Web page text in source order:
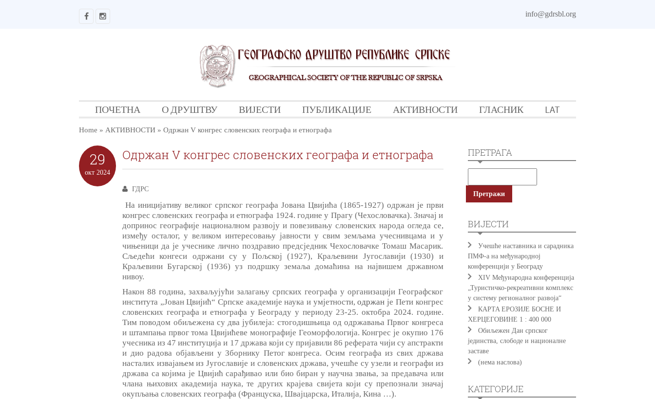
info@gdrsbl.org
ПОЧЕТНА О ДРУШТВУ ВИЈЕСТИ ПУБЛИКАЦИЈЕ АКТИВНОСТИ ГЛАСНИК LAT
Home » АКТИВНОСТИ » Одржан V конгрес словенских географа и етнографа
29
окт 2024
Одржан V конгрес словенских географа и етнографа
ГДРС
На иницијативу великог српског географа Јована Цвијића (1865-1927) одржан је први
конгрес словенских географа и етнографа 1924. године у Прагу (Чехословачка). Значај и
допринос географије националном развоју и повезивању словенских народа огледа се,
између осталог, у великом интересовању јавности у свим земљама учеснивцама и у
чињеници да је учеснике лично поздравио предсједник Чехословачке Томаш Масарик.
Сљедећи конгеси одржани су у Пољској (1927), Краљевини Југославији (1930) и
Краљевини Бугарској (1936) уз подршку земаља домаћина на највишем државном
нивоу.
Након 88 година, захваљујући залагању српских географа у организацији Географског
института „Јован Цвијић“ Српске академије наука и умјетности,одржан је Пети конгрес
словенских географа и етнографа у Београду у периоду 23-25. октобра 2024. године.
Тим поводом обиљежена су два јубилеја: стогодишњица од одржавања Првог конгреса
и штампања првог тома Цвијићеве монографије Геоморфологија. Конгрес је окупио 176
учесника из 47 институција и 17 држава који су пријавили 86 реферата чији су апстракти
и дио радова објављени у Зборнику Петог конгреса. Осим географа из свих држава
насталих извајањем из Југославије и словенских држава, учешће су узели и географи из
држава са којима је Цвијић сарађивао или био биран у научна звања, за предавача или
члана њихових академија наука, те других крајева свијета који су препознали значај
окупљања словенских географа (Француска, Швајцарска, Италија, Кина …).
ПРЕТРАГА
ВИЈЕСТИ
Учешће наставника и сарадника
ПМФ-а на међународној
конференцији у Београду
XIV Међународна конференција
„Туристичко-рекреативни комплекс
у систему регионалног развоја“
КAРTA EРOЗИJE БOСНE И
ХEРЦEГOВИНE 1 : 400 000
Обиљежен Дан српског
јединства, слободе и националне
заставе
(нема наслова)
КАТЕГОРИЈЕ